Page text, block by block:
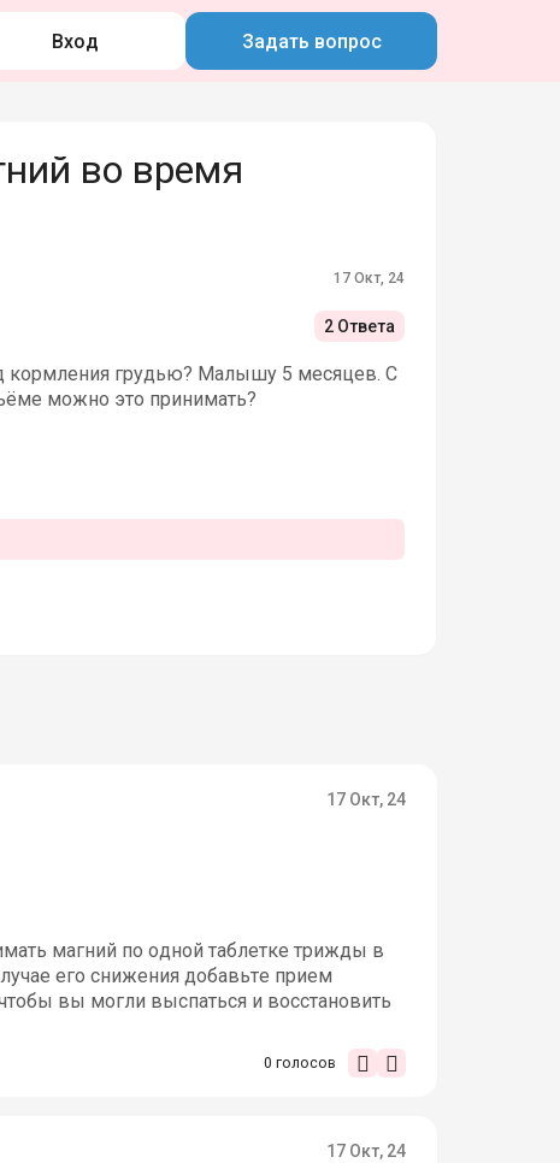
Вход Задать вопрос
во время
17 Окт, 24
2 Ответа
кормления грудью? Малышу 5 месяцев. С
можно это принимать?
17 Окт, 24
магний по одной таблетке трижды в
его снижения добавьте прием
вы могли выспаться и восстановить
0 голосов
17 Окт, 24